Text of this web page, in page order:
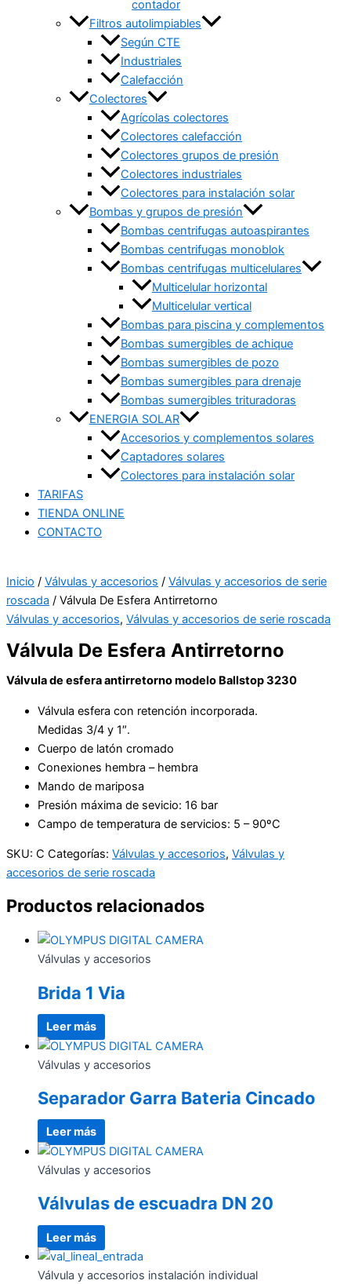
contador
Filtros autolimpiables
Según CTE
Industriales
Calefacción
Colectores
Agrícolas colectores
Colectores calefacción
Colectores grupos de presión
Colectores industriales
Colectores para instalación solar
Bombas y grupos de presión
Bombas centrifugas autoaspirantes
Bombas centrifugas monoblok
Bombas centrifugas multicelulares
Multicelular horizontal
Multicelular vertical
Bombas para piscina y complementos
Bombas sumergibles de achique
Bombas sumergibles de pozo
Bombas sumergibles para drenaje
Bombas sumergibles trituradoras
ENERGIA SOLAR
Accesorios y complementos solares
Captadores solares
Colectores para instalación solar
TARIFAS
TIENDA ONLINE
CONTACTO
Inicio / Válvulas y accesorios / Válvulas y accesorios de serie
roscada / Válvula De Esfera Antirretorno
Válvulas y accesorios, Válvulas y accesorios de serie roscada
Válvula De Esfera Antirretorno
Válvula de esfera antirretorno modelo Ballstop 3230
Válvula esfera con retención incorporada.
Medidas 3/4 y 1″.
Cuerpo de latón cromado
Conexiones hembra – hembra
Mando de mariposa
Presión máxima de sevicio: 16 bar
Campo de temperatura de servicios: 5 – 90ºC
SKU: C Categorías: Válvulas y accesorios, Válvulas y
accesorios de serie roscada
Productos relacionados
Válvulas y accesorios
Brida 1 Via
Leer más
Válvulas y accesorios
Separador Garra Bateria Cincado
Leer más
Válvulas y accesorios
Válvulas de escuadra DN 20
Leer más
Válvula y accesorios instalación individual